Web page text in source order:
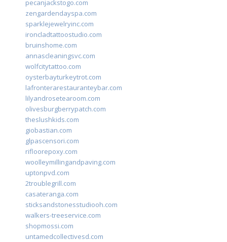
pecanjackstogo.com
zengardendayspa.com
sparklejewelryinc.com
ironcladtattoostudio.com
bruinshome.com
annascleaningsvc.com
wolfcitytattoo.com
oysterbayturkeytrot.com
lafronterarestauranteybar.com
lilyandrosetearoom.com
olivesburgberrypatch.com
theslushkids.com
giobastian.com
glpascensori.com
rifloorepoxy.com
woolleymillingandpaving.com
uptonpvd.com
2troublegrill.com
casateranga.com
sticksandstonesstudiooh.com
walkers-treeservice.com
shopmossi.com
untamedcollectivesd.com